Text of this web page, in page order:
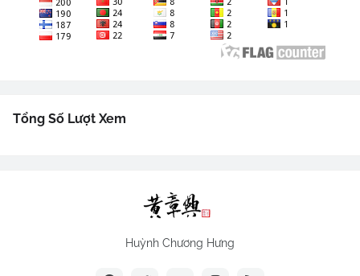
Tổng Số Lượt Xem
Huỳnh Chương Hưng